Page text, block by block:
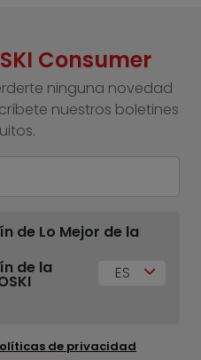
Consumer
ninguna novedad
nuestros boletines
de Lo Mejor de la
de la
ES
de privacidad